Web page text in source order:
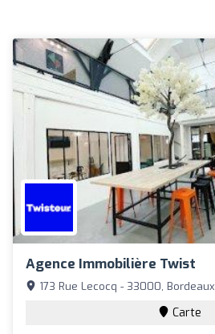
Agence Immobilière Twist
173 Rue Lecocq - 33000, Bordeaux
Carte